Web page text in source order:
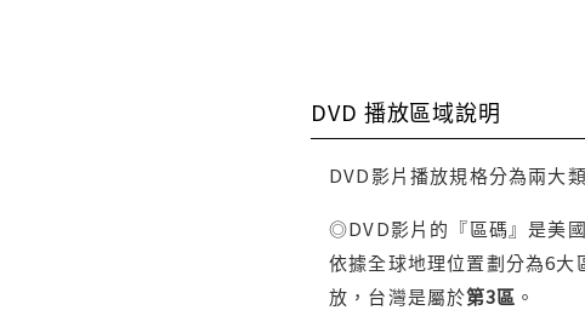
DVD 播放區域說明
DVD影片播放規格分為兩大
◎DVD影片的『區碼』是美
依據全球地理位置劃分為6
放，台灣是屬於第3區 。